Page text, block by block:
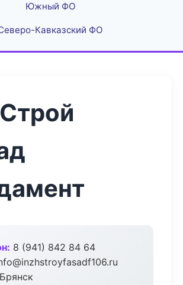
Южный ФО
Кавказский ФО
8 (941) 842 84 64
Брянск